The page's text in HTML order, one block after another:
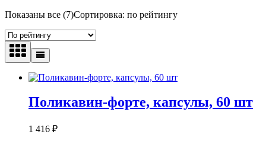
Показаны все (7)Сортировка: по рейтингу
Поликавин-форте, капсулы, 60 шт
1 416 ₽